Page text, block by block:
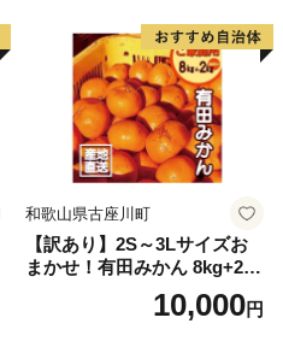
和歌山県古座川町
【訳あり】2S～3Lサイズお
まかせ！有田みかん 8kg+2kg
保証分 11月から12月下旬ま
でに順次発送致します。 / 訳
10,000円